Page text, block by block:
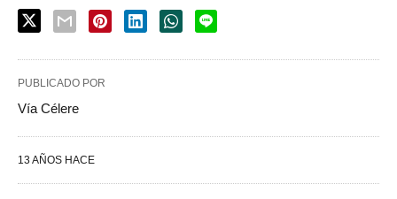
PUBLICADO POR
Vía Célere
13 AÑOS HACE